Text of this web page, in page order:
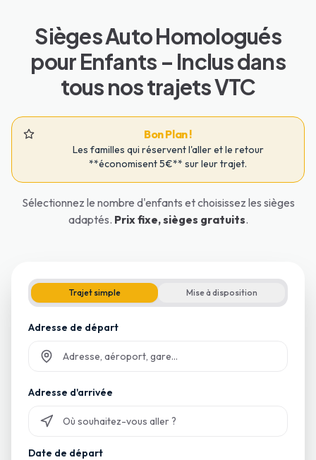
Sièges Auto Homologués
pour Enfants – Inclus dans
tous nos trajets VTC
Bon Plan !
Les familles qui réservent l'aller et le retour
**économisent 5€** sur leur trajet.
Sélectionnez le nombre d'enfants et choisissez les sièges
adaptés. Prix fixe, sièges gratuits.
Trajet simple Mise à disposition
Adresse de départ
Adresse d'arrivée
Date de départ